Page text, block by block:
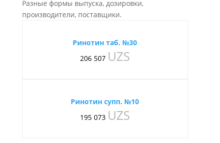
Разные формы выпуска, дозировки,
производители, поставщики.
Ринотин таб. №30
206 507 UZS
Ринотин супп. №10
195 073 UZS